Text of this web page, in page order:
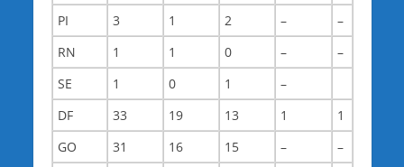
PI
3 1 2 –
–
RN
1 1 0 –
–
SE
1 0 1
–
DF
33 19 13 1
1
GO
31 16 15 –
–